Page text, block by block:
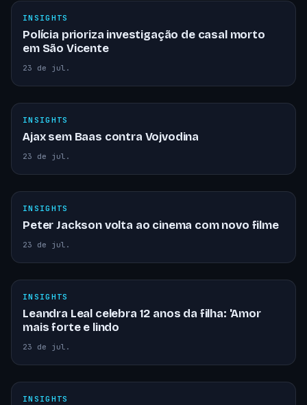
INSIGHTS
Polícia prioriza investigação de casal morto
em São Vicente
23 de jul.
INSIGHTS
Ajax sem Baas contra Vojvodina
23 de jul.
INSIGHTS
Peter Jackson volta ao cinema com novo filme
23 de jul.
INSIGHTS
Leandra Leal celebra 12 anos da filha: 'Amor
mais forte e lindo
23 de jul.
INSIGHTS